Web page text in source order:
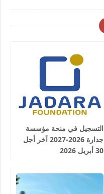
التسجيل في منحة مؤسسة
جدارة 2026-2027 آخر أجل
30 أبريل 2026